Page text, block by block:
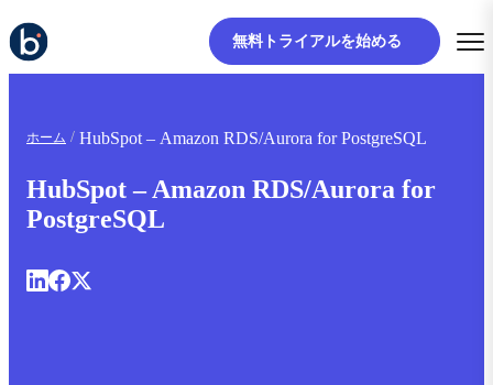
無料トライアルを始める
ホーム HubSpot – Amazon RDS/Aurora for PostgreSQL
HubSpot – Amazon RDS/Aurora for
PostgreSQL